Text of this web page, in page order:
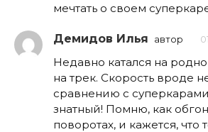
мечтать о своем
Демидов Илья автор
Недавно катался на
на трек. Скорость вроде
сравнению с
знатный! Помню, как
поворотах, и кажется, что